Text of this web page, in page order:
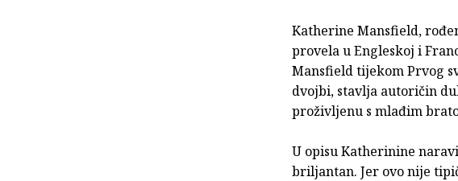
Katherine Mansfield,
provela u Engleskoj i
Mansfield tijekom Prvog
dvojbi, stavlja autoričin
proživljenu s mlađim
U opisu Katherinine
briljantan. Jer ovo nije